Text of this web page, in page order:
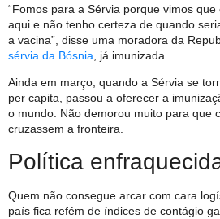
“Fomos para a Sérvia porque vimos
aqui e não tenho certeza de quando
a vacina”, disse uma moradora da
sérvia da Bósnia , já imunizada.
Ainda em março, quando a Sérvia se
per capita, passou a oferecer a
o mundo. Não demorou muito para que
cruzassem a fronteira.
Política
Quem não consegue arcar com cara
país fica refém de índices de contágio